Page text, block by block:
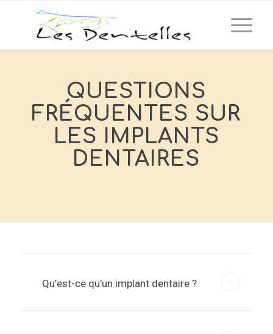
QUESTIONS
FRÉQUENTES SUR
LES IMPLANTS
DENTAIRES
Qu’est-ce qu’un implant dentaire ?